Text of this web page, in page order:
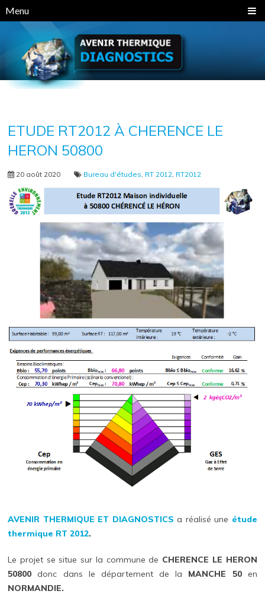
Menu
ETUDE RT2012 À CHERENCE LE
HERON 50800
20 août 2020 Bureau d'études RT 2012 RT2012
AVENIR THERMIQUE ET DIAGNOSTICS a réalisé une étude
thermique RT 2012.
Le projet se situe sur la commune de CHERENCE LE HERON
50800donc dans le département de la MANCHE 50 en
NORMANDIE.
Panneau de gestion des cookies